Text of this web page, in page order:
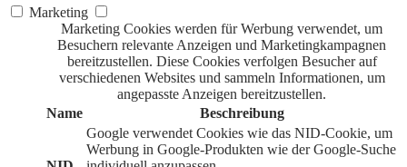
Marketing
Marketing Cookies werden für Werbung verwendet, um
Besuchern relevante Anzeigen und Marketingkampagnen
bereitzustellen. Diese Cookies verfolgen Besucher auf
verschiedenen Websites und sammeln Informationen, um
angepasste Anzeigen bereitzustellen.
Name
Beschreibung
Google verwendet Cookies wie das NID-Cookie, um
Werbung in Google-Produkten wie der Google-Suche